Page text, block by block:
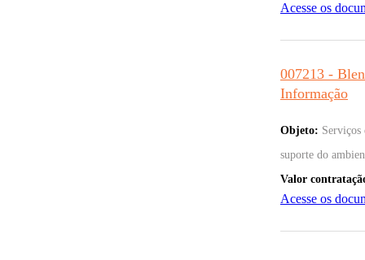
Acesse os
007213 -
Informação
Objeto: Serviços
suporte do
Valor
Acesse os